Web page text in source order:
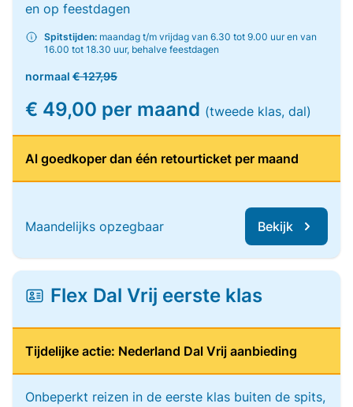
en op feestdagen
Spitstijden: maandag t/m vrijdag van 6.30 tot 9.00 uur en van
16.00 tot 18.30 uur, behalve feestdagen
normaal € 127,95
€ 49,00 per maand (tweede klas, dal)
Al goedkoper dan één retourticket per maand
Maandelijks opzegbaar Bekijk
Flex Dal Vrij eerste klas
Tijdelijke actie: Nederland Dal Vrij aanbieding
Onbeperkt reizen in de eerste klas buiten de spits,